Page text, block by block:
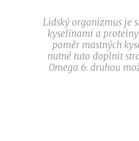
Lidský organizmus je
kyselinami a
poměr mastných
nutné tuto doplnit
Omega 6. druhou